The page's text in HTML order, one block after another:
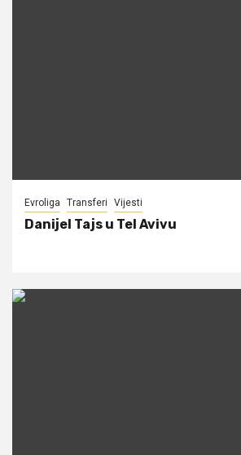
Evroliga Transferi Vijesti
Danijel Tajs u Tel Avivu